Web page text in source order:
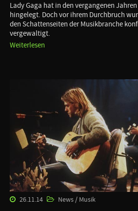
Lady Gaga hat in den vergangenen
hingelegt. Doch vor ihrem Durchbruch
den Schattenseiten der Musikbranche
vergewaltigt.
Weiterlesen
26.11.14 News / Musik